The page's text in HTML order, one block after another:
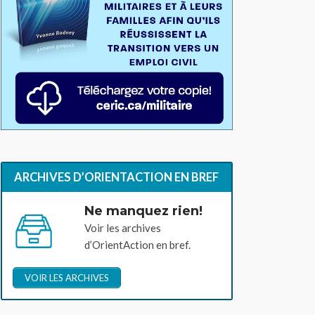
ARCHIVES D’ORIENTACTION EN BREF
Ne manquez rien!
Voir les archives
d’OrientAction en bref.
VOIR LES ARCHIVES